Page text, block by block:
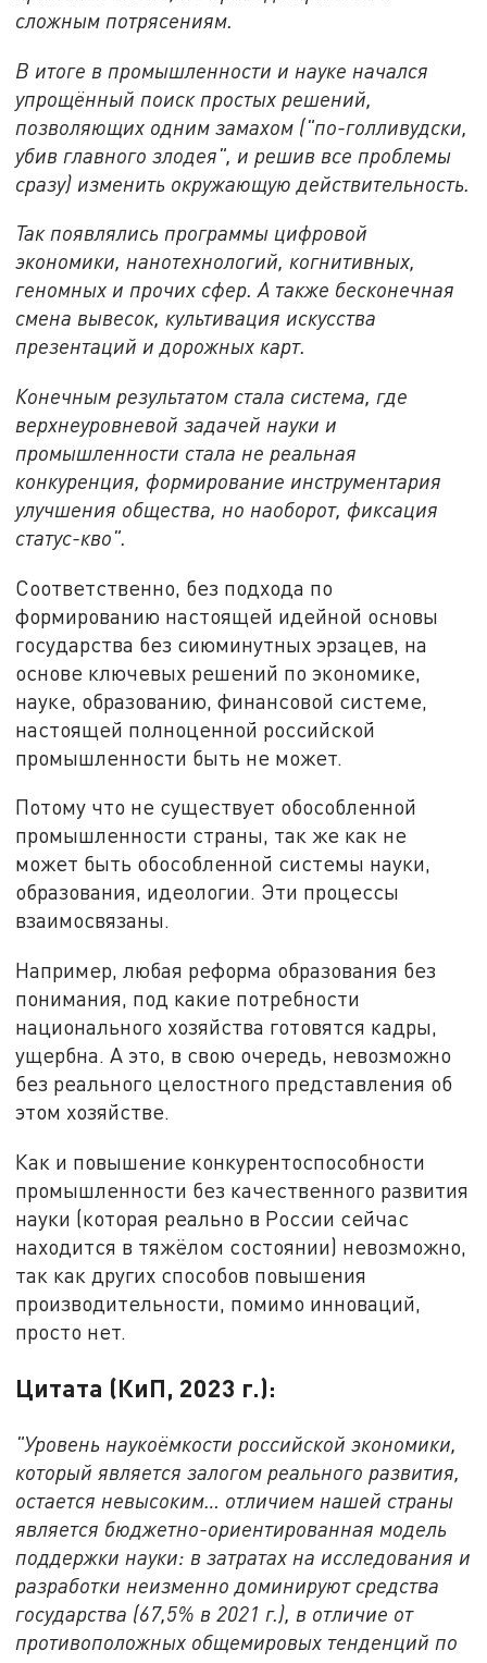
сложным потрясениям.
В итоге в промышленности и науке начался
упрощённый поиск простых решений,
позволяющих одним замахом ("по-голливудски,
убив главного злодея", и решив все проблемы
сразу) изменить окружающую действительность.
Так появлялись программы цифровой
экономики, нанотехнологий, когнитивных,
геномных и прочих сфер. А также бесконечная
смена вывесок, культивация искусства
презентаций и дорожных карт.
Конечным результатом стала система, где
верхнеуровневой задачей науки и
промышленности стала не реальная
конкуренция, формирование инструментария
улучшения общества, но наоборот, фиксация
статус-кво".
Соответственно, без подхода по
формированию настоящей идейной основы
государства без сиюминутных эрзацев, на
основе ключевых решений по экономике,
науке, образованию, финансовой системе,
настоящей полноценной российской
промышленности быть не может.
Потому что не существует обособленной
промышленности страны, так же как не
может быть обособленной системы науки,
образования, идеологии. Эти процессы
взаимосвязаны.
Например, любая реформа образования без
понимания, под какие потребности
национального хозяйства готовятся кадры,
ущербна. А это, в свою очередь, невозможно
без реального целостного представления об
этом хозяйстве.
Как и повышение конкурентоспособности
промышленности без качественного развития
науки (которая реально в России сейчас
находится в тяжёлом состоянии) невозможно,
так как других способов повышения
производительности, помимо инноваций,
просто нет.
Цитата (КиП, 2023 г.):
"Уровень наукоёмкости российской экономики,
который является залогом реального развития,
остается невысоким… отличием нашей страны
является бюджетно-ориентированная модель
поддержки науки: в затратах на исследования и
разработки неизменно доминируют средства
государства (67,5% в 2021 г.), в отличие от
противоположных общемировых тенденций по